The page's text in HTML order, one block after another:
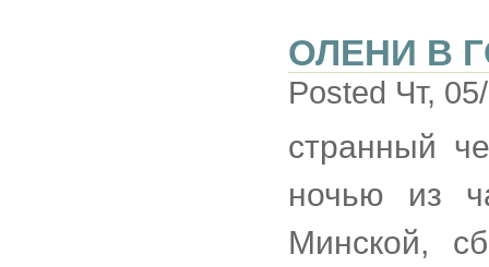
ОЛЕНИ В
Posted Чт,
странный
ночью из
Минской,